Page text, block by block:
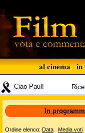
al cinema in
Ciao Paul!
In
Ordine elenco: Data Media voti